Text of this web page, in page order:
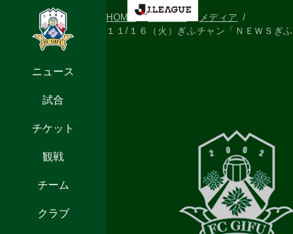
ニュース
試合
チケット
観戦
チーム
クラブ
HOME
メディア
１１/１６（火）ぎふチャン「ＮＥＷＳぎ